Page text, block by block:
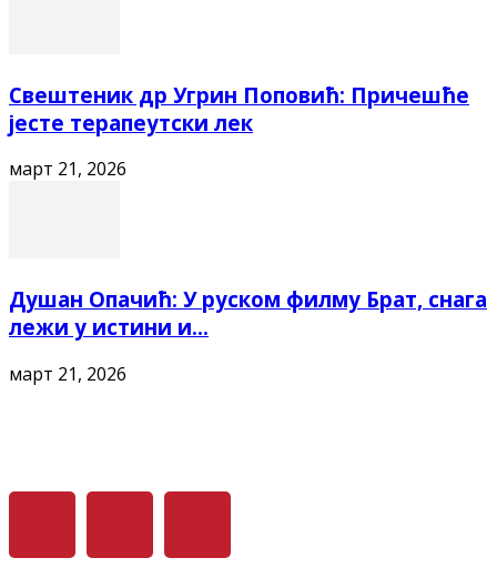
Свештеник др Угрин Поповић: Причешће
јесте терапеутски лек
март 21, 2026
Душан Опачић: У руском филму Брат, снага
лежи у истини и...
март 21, 2026